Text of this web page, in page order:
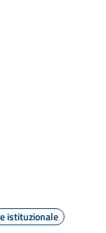
istituzionale